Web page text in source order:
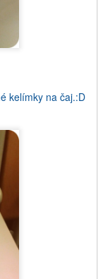
kelímky na čaj.:D